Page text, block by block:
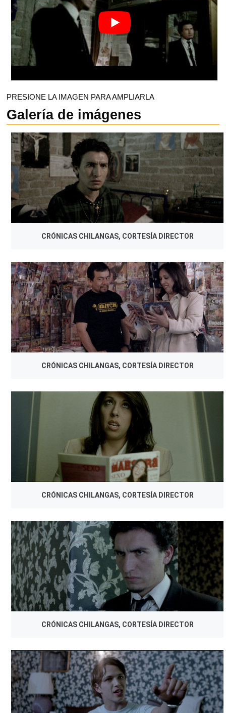
PRESIONE LA IMAGEN PARA AMPLIARLA
Galería de imágenes
CRÓNICAS CHILANGAS, CORTESÍA DIRECTOR
CRÓNICAS CHILANGAS, CORTESÍA DIRECTOR
CRÓNICAS CHILANGAS, CORTESÍA DIRECTOR
CRÓNICAS CHILANGAS, CORTESÍA DIRECTOR